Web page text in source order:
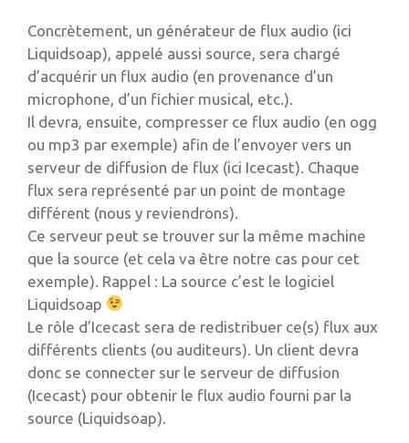
Concrètement, un générateur de flux audio (ici
Liquidsoap), appelé aussi source, sera chargé
d’acquérir un flux audio (en provenance d’un
microphone, d’un fichier musical, etc.).
Il devra, ensuite, compresser ce flux audio (en ogg
ou mp3 par exemple) afin de l’envoyer vers un
serveur de diffusion de flux (ici Icecast). Chaque
flux sera représenté par un point de montage
différent (nous y reviendrons).
Ce serveur peut se trouver sur la même machine
que la source (et cela va être notre cas pour cet
exemple). Rappel : La source c’est le logiciel
Liquidsoap
Le rôle d’Icecast sera de redistribuer ce(s) flux aux
différents clients (ou auditeurs). Un client devra
donc se connecter sur le serveur de diffusion
(Icecast) pour obtenir le flux audio fourni par la
source (Liquidsoap).